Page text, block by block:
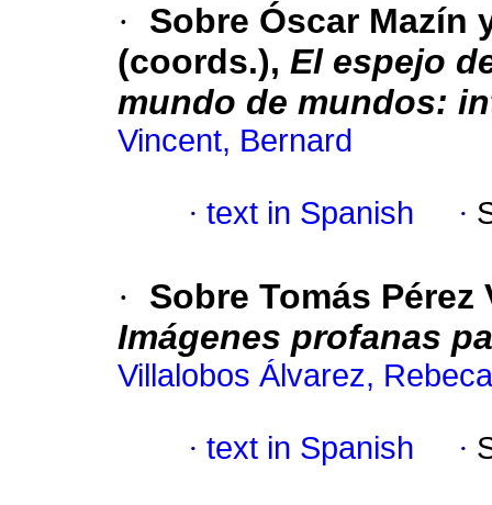
·
Sobre Óscar Mazín
(coords.), El espejo
mundo de mundos:
Vincent, Bernard
· text in Spanish ·
·
Sobre Tomás Pérez
Imágenes profanas
Villalobos Álvarez, Rebeca
· text in Spanish ·